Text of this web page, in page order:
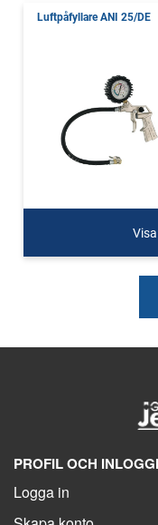
Luftpåfyllare ANI 25/DE
Visa
PROFIL OCH
Logga in